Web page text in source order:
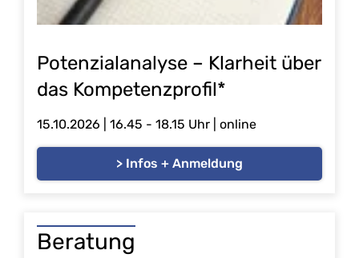
Potenzialanalyse – Klarheit über
das Kompetenzprofil*
15.10.2026 | 16.45 - 18.15 Uhr | online
> Infos + Anmeldung
Beratung